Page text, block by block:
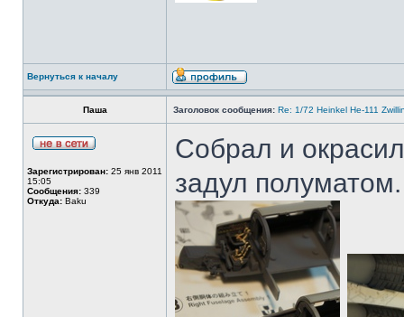
Вернуться к началу
Паша Заголовок сообщения: Re: 1/72 Heinkel He-111
Зарегистрирован: 25 янв 2011
15:05
Сообщения: 339
Откуда: Baku
Собрал и
задул полуматом.